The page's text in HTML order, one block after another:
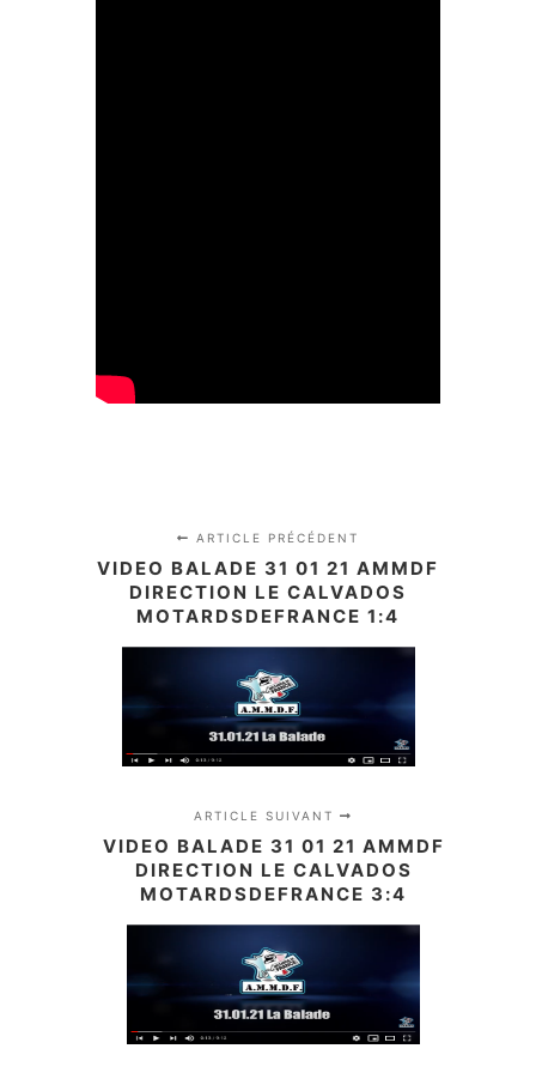
ARTICLE PRÉCÉDENT
VIDEO BALADE 31 01 21 AMMDF
DIRECTION LE CALVADOS
MOTARDSDEFRANCE 1:4
ARTICLE SUIVANT
VIDEO BALADE 31 01 21 AMMDF
DIRECTION LE CALVADOS
MOTARDSDEFRANCE 3:4